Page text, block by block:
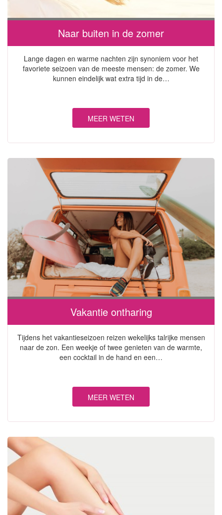
Naar buiten in de zomer
Lange dagen en warme nachten zijn synoniem voor het
favoriete seizoen van de meeste mensen: de zomer. We
kunnen eindelijk wat extra tijd in de…
MEER WETEN
Vakantie ontharing
Tijdens het vakantieseizoen reizen wekelijks talrijke mensen
naar de zon. Een weekje of twee genieten van de warmte,
een cocktail in de hand en een…
MEER WETEN